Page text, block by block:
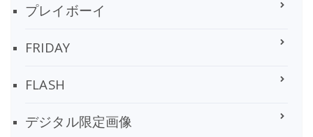
プレイボーイ
FRIDAY
FLASH
デジタル限定画像